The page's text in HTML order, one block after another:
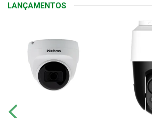
LANÇAMENTOS